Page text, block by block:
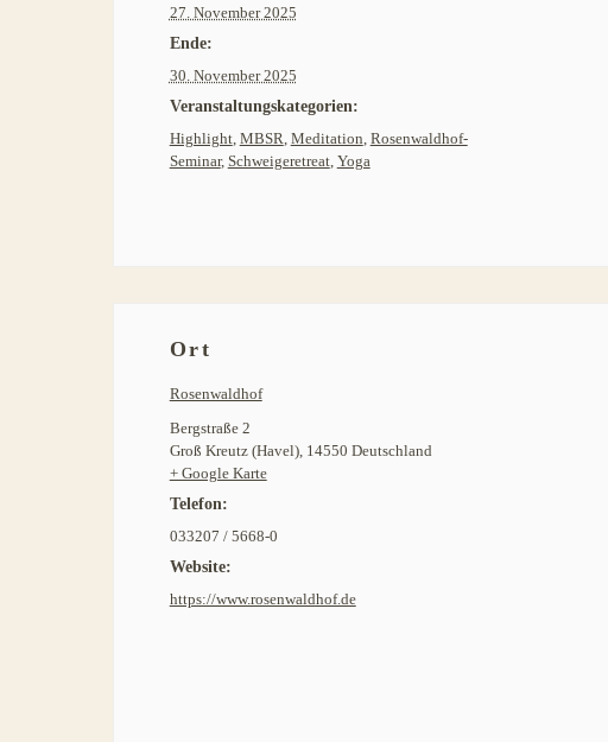
27. November 2025
Ende:
30. November 2025
Veranstaltungskategorien:
Highlight, MBSR, Meditation, Rosenwaldhof-
Seminar, Schweigeretreat, Yoga
Ort
Rosenwaldhof
Bergstraße 2
Groß Kreutz (Havel), 14550 Deutschland
+ Google Karte
Telefon:
033207 / 5668-0
Website:
https://www.rosenwaldhof.de